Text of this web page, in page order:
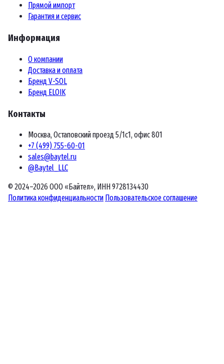
Прямой импорт
Гарантия и сервис
Информация
О компании
Доставка и оплата
Бренд V-SOL
Бренд ELOIK
Контакты
Москва, Остаповский проезд 5/1с1, офис 801
+7 (499) 755-60-01
sales@baytel.ru
@Baytel_LLC
© 2024–2026 ООО «Байтел», ИНН 9728134430
Политика конфиденциальности Пользовательское соглашение